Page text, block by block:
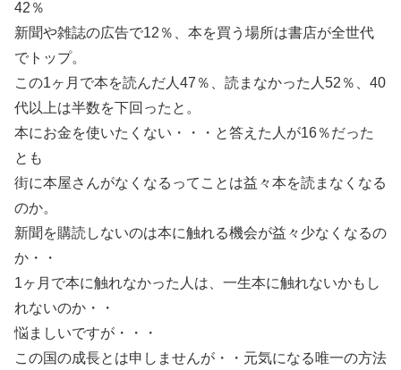
42％
新聞や雑誌の広告で12％、本を買う場所は書店が全世代
でトップ。
この1ヶ月で本を読んだ人47％、読まなかった人52％、40
代以上は半数を下回ったと。
本にお金を使いたくない・・・と答えた人が16％だった
とも
街に本屋さんがなくなるってことは益々本を読まなくなる
のか。
新聞を購読しないのは本に触れる機会が益々少なくなるの
か・・
1ヶ月で本に触れなかった人は、一生本に触れないかもし
れないのか・・
悩ましいですが・・・
この国の成長とは申しませんが・・元気になる唯一の方法